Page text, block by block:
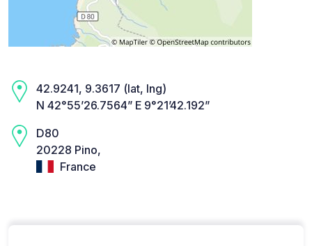
42.9241, 9.3617 (lat, lng)
N 42°55’26.7564” E 9°21’42.192”
D80
20228 Pino,
France